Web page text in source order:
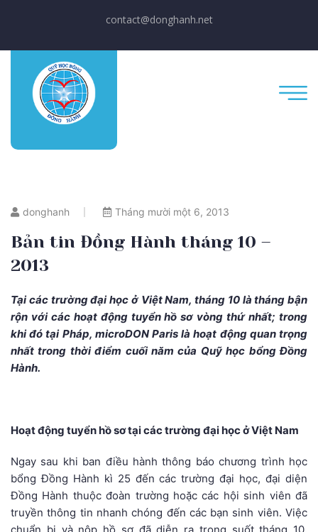
contact@donghanh.net
donghanh Tháng mười một 6, 2013
Bản tin Đồng Hành tháng 10 –
2013
Tại các trường đại học ở Việt Nam, tháng 10 là tháng bận
rộn với các hoạt động tuyển hồ sơ vòng thứ nhất; trong
khi đó tại Pháp, microDON Paris là hoạt động quan trọng
nhất trong thời điểm cuối năm của Quỹ học bổng Đồng
Hành.
Hoạt động tuyển hồ sơ tại các trường đại học ở Việt Nam
Ngay sau khi ban điều hành thông báo chương trình học
bổng Đồng Hành kì 25 đến các trường đại học, đại diện
Đồng Hành thuộc đoàn trường hoặc các hội sinh viên đã
truyền thông tin nhanh chóng đến các bạn sinh viên. Việc